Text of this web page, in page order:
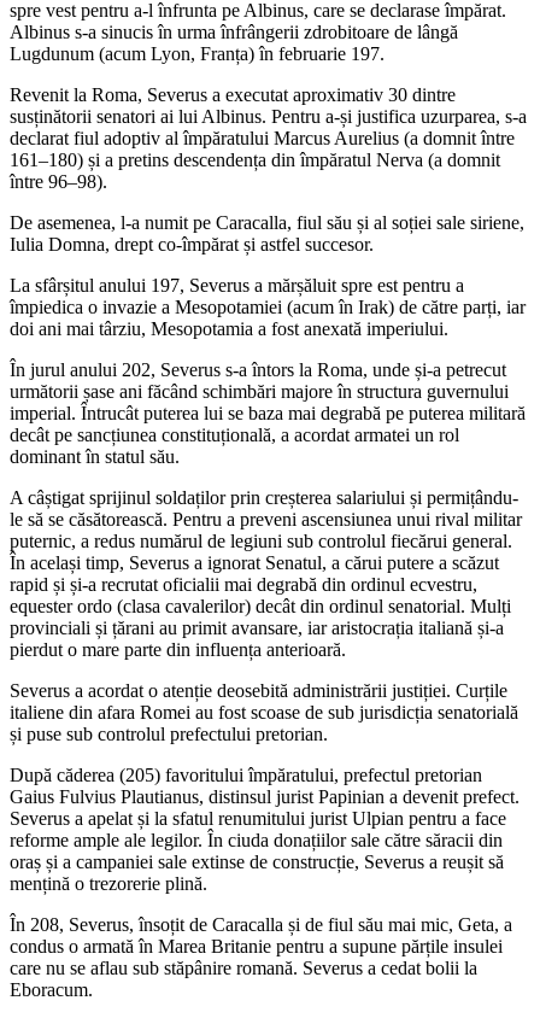
spre vest pentru a-l înfrunta pe Albinus, care se declarase împărat.
Albinus s-a sinucis în urma înfrângerii zdrobitoare de lângă
Lugdunum (acum Lyon, Franța) în februarie 197.
Revenit la Roma, Severus a executat aproximativ 30 dintre
susținătorii senatori ai lui Albinus. Pentru a-și justifica uzurparea, s-a
declarat fiul adoptiv al împăratului Marcus Aurelius (a domnit între
161–180) și a pretins descendența din împăratul Nerva (a domnit
între 96–98).
De asemenea, l-a numit pe Caracalla, fiul său și al soției sale siriene,
Iulia Domna, drept co-împărat și astfel succesor.
La sfârșitul anului 197, Severus a mărșăluit spre est pentru a
împiedica o invazie a Mesopotamiei (acum în Irak) de către parți, iar
doi ani mai târziu, Mesopotamia a fost anexată imperiului.
În jurul anului 202, Severus s-a întors la Roma, unde și-a petrecut
următorii șase ani făcând schimbări majore în structura guvernului
imperial. Întrucât puterea lui se baza mai degrabă pe puterea militară
decât pe sancțiunea constituțională, a acordat armatei un rol
dominant în statul său.
A câștigat sprijinul soldaților prin creșterea salariului și permițându-
le să se căsătorească. Pentru a preveni ascensiunea unui rival militar
puternic, a redus numărul de legiuni sub controlul fiecărui general.
În același timp, Severus a ignorat Senatul, a cărui putere a scăzut
rapid și și-a recrutat oficialii mai degrabă din ordinul ecvestru,
equester ordo (clasa cavalerilor) decât din ordinul senatorial. Mulți
provinciali și țărani au primit avansare, iar aristocrația italiană și-a
pierdut o mare parte din influența anterioară.
Severus a acordat o atenție deosebită administrării justiției. Curțile
italiene din afara Romei au fost scoase de sub jurisdicția senatorială
și puse sub controlul prefectului pretorian.
După căderea (205) favoritului împăratului, prefectul pretorian
Gaius Fulvius Plautianus, distinsul jurist Papinian a devenit prefect.
Severus a apelat și la sfatul renumitului jurist Ulpian pentru a face
reforme ample ale legilor. În ciuda donațiilor sale către săracii din
oraș și a campaniei sale extinse de construcție, Severus a reușit să
mențină o trezorerie plină.
În 208, Severus, însoțit de Caracalla și de fiul său mai mic, Geta, a
condus o armată în Marea Britanie pentru a supune părțile insulei
care nu se aflau sub stăpânire romană. Severus a cedat bolii la
Eboracum.